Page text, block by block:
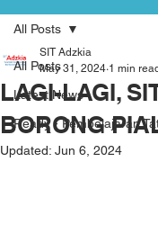
All Posts
Latest News
Ready - Pembelajaran
All Posts
LAGI-LAGI,
BORONG
SIT Adzkia
May 31, 2024 1 min read
Updated: Jun 6, 2024